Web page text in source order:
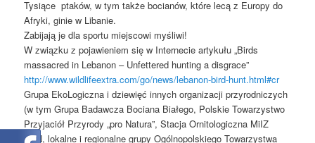
Tysiące ptaków, w tym także bocianów, które lecą z Europy do
Afryki, ginie w Libanie.
Zabijają je dla sportu miejscowi myśliwi!
W związku z pojawieniem się w Internecie artykułu „Birds
massacred in Lebanon – Unfettered hunting a disgrace”
http://www.wildlifeextra.com/go/news/lebanon-bird-hunt.html#cr
Grupa EkoLogiczna i dziewięć innych organizacji przyrodniczych
(w tym Grupa Badawcza Bociana Białego, Polskie Towarzystwo
Przyjaciół Przyrody „pro Natura”, Stacja Ornitologiczna MiIZ
PAN, lokalne i regionalne grupy Ogólnopolskiego Towarzystwa